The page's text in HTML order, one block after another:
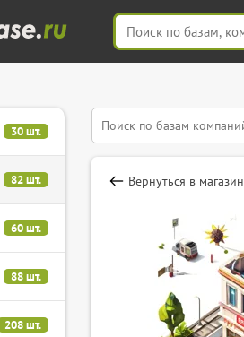
30 шт.
82 шт.
60 шт.
88 шт.
208 шт.
Вернуться в магазин